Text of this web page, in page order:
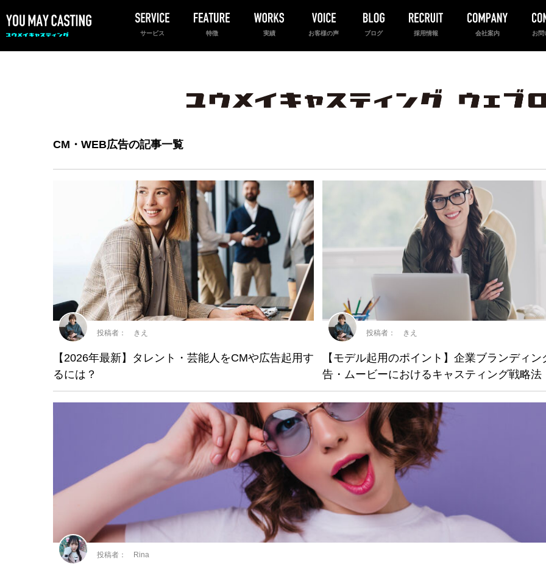
サービス 特徴 実績 お客様の声 ブログ 採用情報 会社案内 お問
CM・WEB広告の記事一覧
【2026年最新】タレント・芸能人をCMや広告起用す
るには？
投稿者： きえ
【モデル起用のポイント】企業ブランディン
告・ムービーにおけるキャスティング戦略法
投稿者： きえ
投稿者： Rina